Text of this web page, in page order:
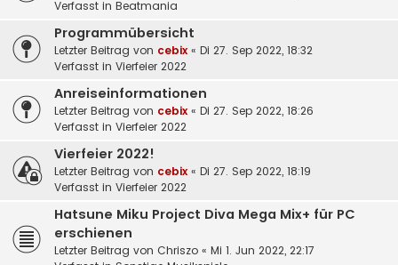
Verfasst in Beatmania
Programmübersicht
Letzter Beitrag von cebix « Di 27. Sep 2022, 18:32
Verfasst in Vierfeier 2022
Anreiseinformationen
Letzter Beitrag von cebix « Di 27. Sep 2022, 18:26
Verfasst in Vierfeier 2022
Vierfeier 2022!
Letzter Beitrag von cebix « Di 27. Sep 2022, 18:19
Verfasst in Vierfeier 2022
Hatsune Miku Project Diva Mega Mix+ für PC
erschienen
Letzter Beitrag von Chriszo « Mi 1. Jun 2022, 22:17